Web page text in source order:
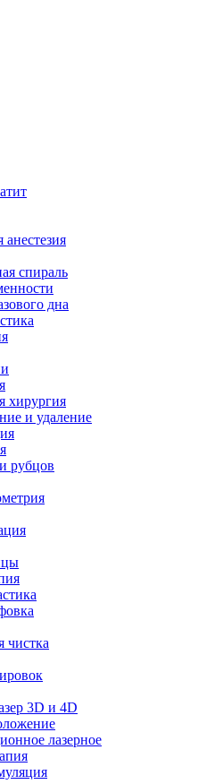
спираль
дна
хирургия
и удаление
рубцов
чистка
3D и 4D
лазерное